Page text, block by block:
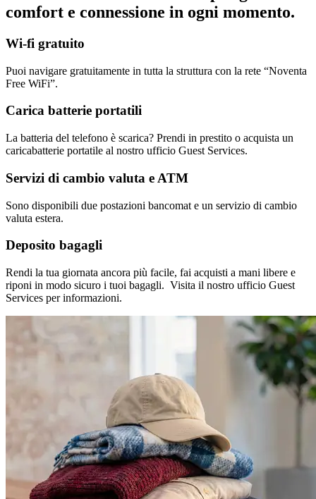
comfort e connessione in ogni momento.
Wi-fi gratuito
Puoi navigare gratuitamente in tutta la struttura con la rete “Noventa
Free WiFi”.
Carica batterie portatili
La batteria del telefono è scarica? Prendi in prestito o acquista un
caricabatterie portatile al nostro ufficio Guest Services.
Servizi di cambio valuta e ATM
Sono disponibili due postazioni bancomat e un servizio di cambio
valuta estera.
Deposito bagagli
Rendi la tua giornata ancora più facile, fai acquisti a mani libere e
riponi in modo sicuro i tuoi bagagli. Visita il nostro ufficio Guest
Services per informazioni.